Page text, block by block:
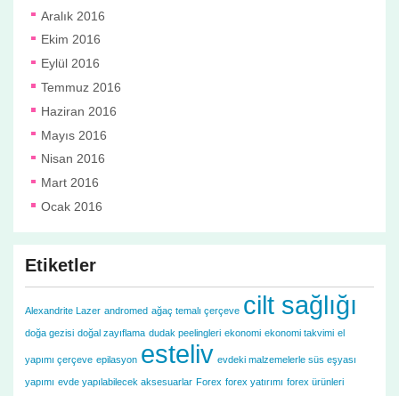
Aralık 2016
Ekim 2016
Eylül 2016
Temmuz 2016
Haziran 2016
Mayıs 2016
Nisan 2016
Mart 2016
Ocak 2016
Etiketler
Alexandrite Lazer andromed ağaç temalı çerçeve cilt sağlığı
doğa gezisi doğal zayıflama dudak peelingleri ekonomi ekonomi takvimi el
yapımı çerçeve epilasyon esteliv evdeki malzemelerle süs eşyası
yapımı evde yapılabilecek aksesuarlar Forex forex yatırımı forex ürünleri